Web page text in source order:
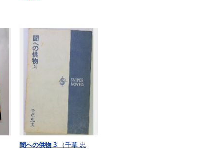
闇への供物 3 （千草 忠